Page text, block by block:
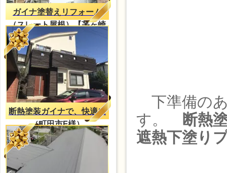
ガイナ塗替えリフォーム
（スレート屋根）【茅ヶ崎
市ー塗装工事】
断熱塗装ガイナで、快適に
（町田市F様）
下準備の
す。
断熱
遮熱下塗り